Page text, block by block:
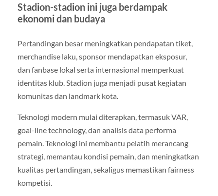
Stadion-stadion ini juga berdampak
ekonomi dan budaya
Pertandingan besar meningkatkan pendapatan tiket,
merchandise laku, sponsor mendapatkan eksposur,
dan fanbase lokal serta internasional memperkuat
identitas klub. Stadion juga menjadi pusat kegiatan
komunitas dan landmark kota.
Teknologi modern mulai diterapkan, termasuk VAR,
goal-line technology, dan analisis data performa
pemain. Teknologi ini membantu pelatih merancang
strategi, memantau kondisi pemain, dan meningkatkan
kualitas pertandingan, sekaligus memastikan fairness
kompetisi.